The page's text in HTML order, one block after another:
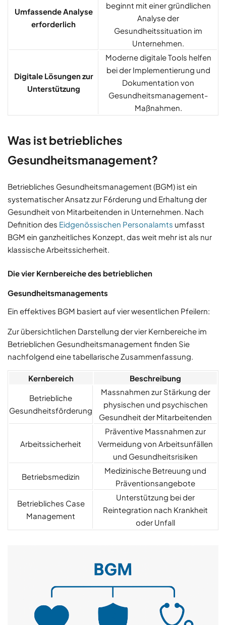
Umfassende Analyse
erforderlich
beginnt mit einer gründlichen
Analyse der
Gesundheitssituation im
Unternehmen.
Digitale Lösungen zur
Unterstützung
Moderne digitale Tools helfen
bei der Implementierung und
Dokumentation von
Gesundheitsmanagement-
Maßnahmen.
Was ist betriebliches
Gesundheitsmanagement?
Betriebliches Gesundheitsmanagement (BGM) ist ein
systematischer Ansatz zur F6rderung und Erhaltung der
Gesundheit von Mitarbeitenden in Unternehmen. Nach
Definition des Eidgenössischen Personalamts umfasst
BGM ein ganzheitliches Konzept, das weit mehr ist als nur
klassische Arbeitssicherheit.
Die vier Kernbereiche des betrieblichen
Gesundheitsmanagements
Ein effektives BGM basiert auf vier wesentlichen Pfeilern:
Zur übersichtlichen Darstellung der vier Kernbereiche im
Betrieblichen Gesundheitsmanagement finden Sie
nachfolgend eine tabellarische Zusammenfassung.
Kernbereich Beschreibung
Betriebliche
Gesundheitsförderung
Massnahmen zur Stärkung der
physischen und psychischen
Gesundheit der Mitarbeitenden
Arbeitssicherheit
Präventive Massnahmen zur
Vermeidung von Arbeitsunfällen
und Gesundheitsrisiken
Betriebsmedizin
Medizinische Betreuung und
Präventionsangebote
Betriebliches Case
Management
Unterstützung bei der
Reintegration nach Krankheit
oder Unfall